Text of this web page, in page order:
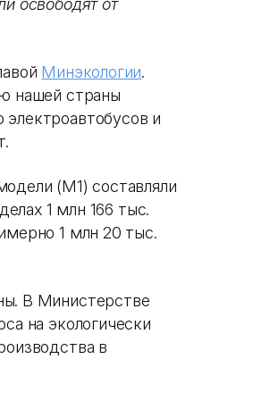
Минэкологии.
нашей страны
и
(М1) составляли
1 млн 166 тыс.
1 млн 20 тыс.
В Министерстве
на экологически
в